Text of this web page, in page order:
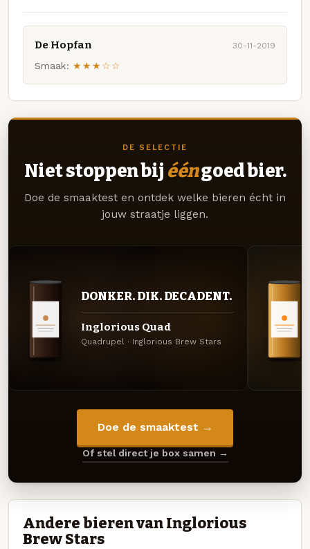
De Hopfan 30-11-2019
Smaak: ★★★☆☆
DE SELECTIE
Niet stoppen bij ééngoed bier.
Doe de smaaktest en ontdek welke bieren écht in
jouw straatje liggen.
DONKER. DIK. DECADENT.
Inglorious Quad
Quadrupel · Inglorious Brew Stars
Doe de smaaktest →
Of stel direct je box samen →
Andere bieren van Inglorious
Brew Stars